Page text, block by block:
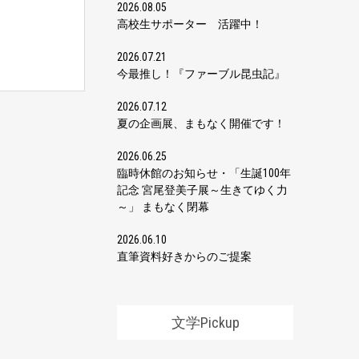
2026.08.05
高校生サポーター 活躍中！
2026.07.21
今最推し！『ファーブル昆虫記』
2026.07.12
夏の企画展、まもなく開催です！
2026.06.25
臨時休館のお知らせ・「生誕100年
記念 宮尾登美子展～生きてゆく力
～」 まもなく閉幕
2026.06.10
直筆資料好きからのご提案
文学Pickup